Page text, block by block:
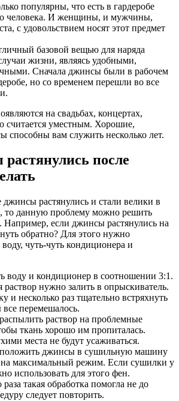
популярны, что есть в гардеробе
человека. И женщины, и мужчины,
с удовольствием носят этот предмет
базовой вещью для наряда
жизни, являясь удобными,
Сначала джинсы были в рабочем
но со временем перешли во все
на свадьбах, концертах,
считается уместным. Хорошие,
способны вам служить несколько лет.
после
растянулись и стали велики в
то данную проблему можно решить
если джинсы растянулись на
обратно? Для этого нужно
чуть-чуть кондиционера и
воду и кондиционер в соотношении 3:1.
нужно залить в опрыскиватель.
и несколько раз тщательно встряхнуть
все перемешалось.
раствор на проблемные
ткань хорошо им пропиталась.
места не будут усаживаться.
джинсы в сушильную машину
на максимальный режим. Если сушилки у
использовать для этого фен.
такая обработка помогла не до
следует повторить.